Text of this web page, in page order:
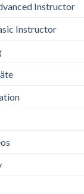
Instructor
Instructor